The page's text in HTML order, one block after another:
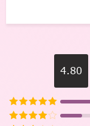
4.80